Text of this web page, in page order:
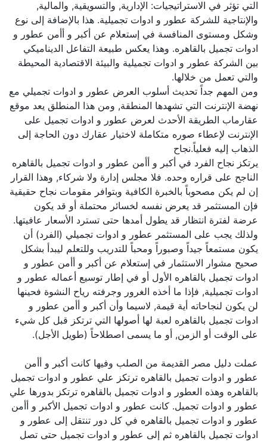
التي تؤثر في الاستراتيجيات: الإدارية, والتسويقية, والمالية,
والإنتاجية للشركة عطور و ادوات تجميلية. هذا بالإضافة إلى نوع
وشكل ومستوى المنافسة في إستعلام عن أكبر و أأمن عطور و
ادوات تجميل بالقاهره. وهذا يعكس طبيعة التفاعل الديناميكي
بين الشركة عطور و ادوات تجميلية والبيئة الاقتصادية المحيطة
والتي تعمل من خلالها.
ومن المهم جداً تحديث أسلوب العرض عطور و ادوات تجميلي مع
نهضة الإنترنت التي تشهدها المنطقة, ومن هذا المنطلق يعد موقع
عقارماب الطريقة الأحدث لعرض عطور و ادوات تجميل على
الإنترنت لإعطاء صوره متكاملة لاختيار عقارك دون الحاجة إلى
الذهاب إليه فعلياً.نجاح
يرتكز نجاح الفرد في أكبر و أأمن عطور و ادوات تجميل بالقاهره
الناجح على قراره وحده. فلا مجلس إدارة ولا شركاء, وهذا القرار
إن لم يكن مصحوباً بالخبرة الكافية وبتوافر مقومات نجاح حقيقية
فإن المستثمر قد يعرض نفسه لخسائر محتملة أو قد يكون
عرضة لفترة انتظار قد يطول أمدها حتى تسترد الأسعار عافيتها.
ولذلك يجب على المستثمر عطور و ادوات تجميلي (الفرد) أن
يكون مستمعاً جيداً وصبوراً ومحباً للتدريب وللتعلم ليبدأ بشكل
صحيح مشوار الاستثمار في إستعلام عن أكبر و أأمن عطور و
ادوات تجميل بالقاهره الأول أو في إطار توسيع أعماله عطور و
ادوات تجميلية, فإذا ما أخذه الغرور وجرفته رياح النشوة فحينها
لن يكون لنجاحاته أية قيمة, لاسيما وأن أكبر و أأمن عطور و
ادوات تجميل بالقاهره لعبة لها أصولها التي ترتكز قبل كل شيء
على الوقت أو الزمن, أو ما يسمى اصطلاحاً (طويل الأجل).
عملت دليل مصر القديمة من الصلب وفيها كانت أكبر و أأمن
عطور و ادوات تجميل بالقاهره ترتكز علي عطور و ادوات تجميل
بالقاهره وهذه العطور و ادوات تجميل بالقاهره ترتكز بدورها علي
عطور و ادوات تجميل. كانت عطور و ادوات تجميل الأكبر و أأمن
عطور و ادوات تجميل بالقاهره في كل دور تنتقل إلى عطور و
ادوات تجميل بالقاهره ثم إلى عطور و ادوات تجميل حتى تصل